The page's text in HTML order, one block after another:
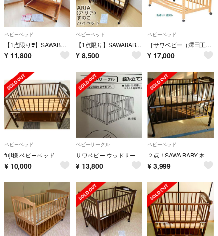
ベビーベッド
【1点限り❣️】SAWABABY(サワベビー) ベビーベッド F型アーブル
¥ 11,800
ベビーベッド
【1点限り】SAWABABY (サワベビー)ARIA(アリア)すのこハイベット⭐︎
¥ 8,500
ベビーベッド
［サワベビー（澤田工業）］添い寝ベッド S型スクレ 日本製
¥ 17,000
ベビーベッド
fuji様 ベビーベッド ハイタイプ サワベビー EASEすのこハイベッド
¥ 10,000
ベビーサークル
サワベビー ウッドサークル ナチュラル 日本製 サークル
¥ 13,800
ベビーベッド
２点！SAWA BABY 木製ベビーベッド＆ベビーサークル
¥ 3,999